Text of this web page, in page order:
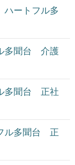
ートフル多
多聞台 介護
多聞台 正社
ル多聞台 正